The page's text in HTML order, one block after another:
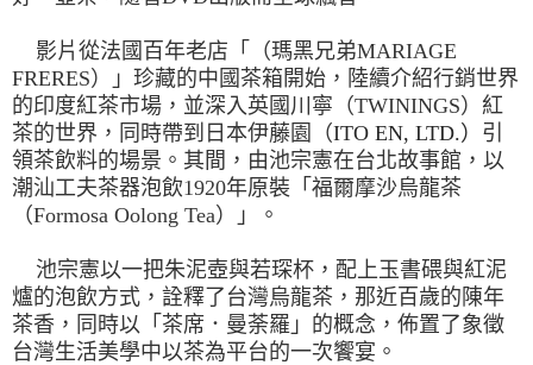
影片從法國百年老店「（瑪黑兄弟MARIAGE
FRERES）
」珍藏的中國茶箱開始，陸續介紹行銷世界
的印度紅茶市場，並深入英國川寧（TWININGS）紅
茶的世界，同時帶到日本伊藤園（ITO EN, LTD.） 引
領茶飲料的場景。其間，由池宗憲在台北故事館，以
潮汕工夫茶器泡飲1920年原裝「福爾摩沙烏龍茶
（Formosa Oolong Tea）」。
池宗憲以一把朱泥壺與若琛杯，配上玉書碨與紅泥
爐的泡飲方式，詮釋了台灣烏龍茶，那近百歲的陳年
茶香，同時以「茶席．曼荼羅」的概念，佈置了象徵
台灣生活美學中以茶為平台的一次饗宴。